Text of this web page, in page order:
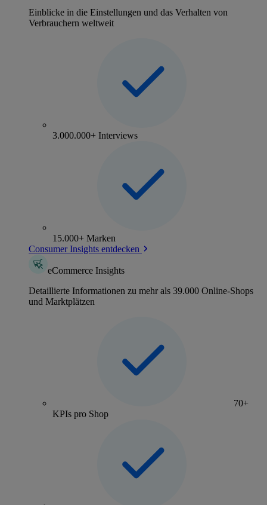
Einblicke in die Einstellungen und das Verhalten von
Verbrauchern weltweit
3.000.000+ Interviews
15.000+ Marken
Consumer Insights entdecken
eCommerce Insights
Detaillierte Informationen zu mehr als 39.000 Online-Shops
und Marktplätzen
70+
KPIs pro Shop